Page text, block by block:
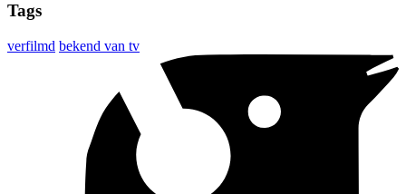
Tags
verfilmd bekend van tv